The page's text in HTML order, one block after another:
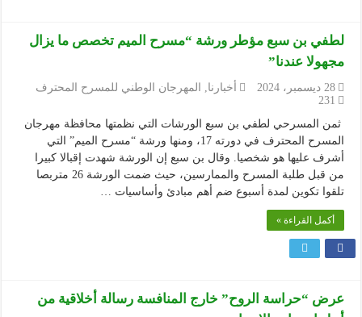
لطفي بن سبع مؤطر ورشة “مسرح الميم تخصص ما يزال
مجهولا عندنا”
28 ديسمبر، 2024 أخبارنا,
المهرجان الوطني للمسرح المحترف
231
ثمن المسرحي لطفي بن سبع الورشات التي نظمتها محافظة مهرجان
المسرح المحترف في دورته 17، ومنها ورشة “مسرح الميم” التي
أشرف عليها هو شخصيا. وقال بن سبع إن الورشة شهدت إقبالا كبيرا
من قبل طلبة المسرح والممارسين، حيث ضمت الورشة 26 متربصا
تلقوا تكوين لمدة أسبوع ضم أهم مبادئ وأساسيات …
أكمل القراءة »
عرض “حراسة الروح” خارج المنافسة رسالة أخلاقية من